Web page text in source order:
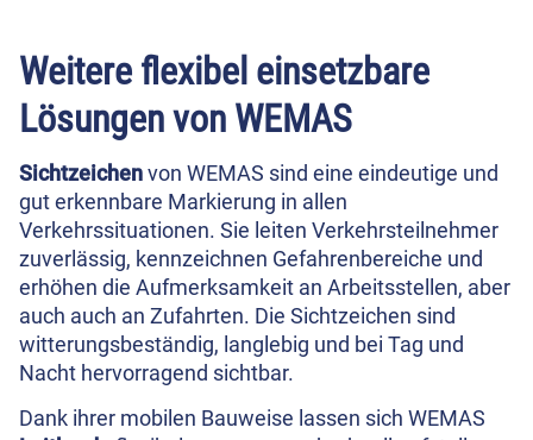
Weitere flexibel einsetzbare
Lösungen von WEMAS
Sichtzeichenvon WEMAS sind eine eindeutige und
gut erkennbare Markierung in allen
Verkehrssituationen. Sie leiten Verkehrsteilnehmer
zuverlässig, kennzeichnen Gefahrenbereiche und
erhöhen die Aufmerksamkeit an Arbeitsstellen, aber
auch auch an Zufahrten. Die Sichtzeichen sind
witterungsbeständig, langlebig und bei Tag und
Nacht hervorragend sichtbar.
Dank ihrer mobilen Bauweise lassen sich WEMAS